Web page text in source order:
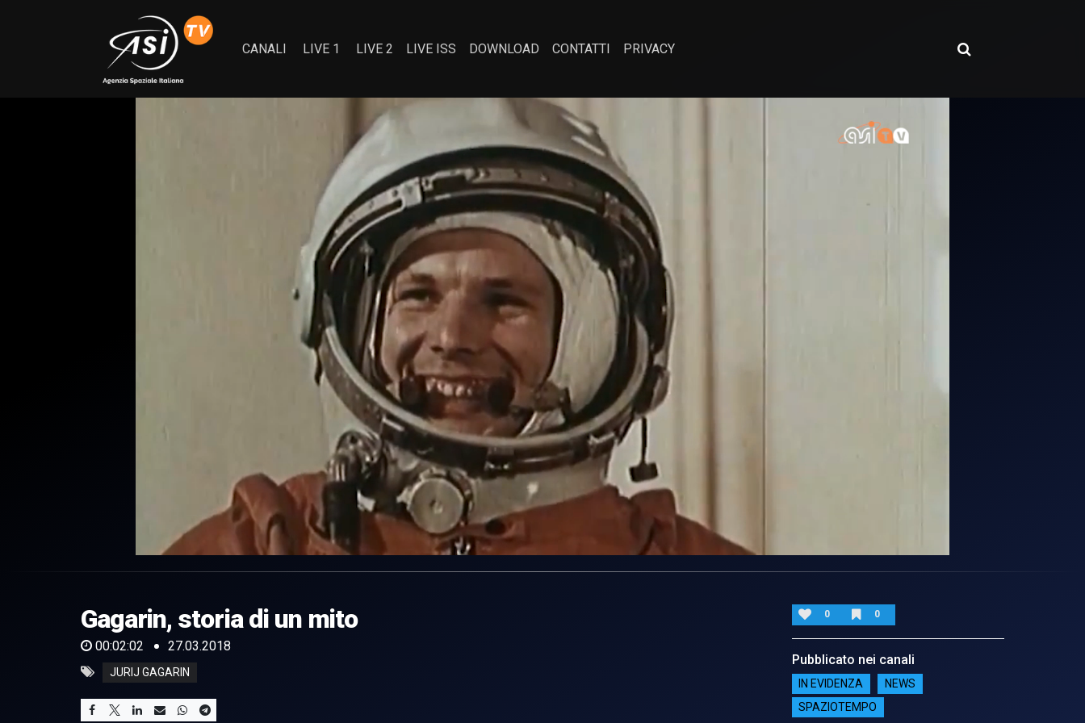
CANALI LIVE 1 LIVE 2 LIVE ISS DOWNLOAD CONTATTI PRIVACY
of
2
secondsVolume
0%
Gagarin, storia di un mito
00:02:02 27.03.2018
JURIJ GAGARIN
0 0
Pubblicato nei canali
IN EVIDENZA
NEWS
SPAZIOTEMPO